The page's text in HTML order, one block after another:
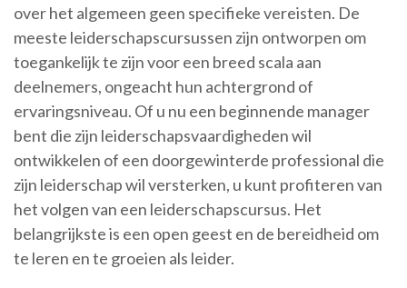
over het algemeen geen specifieke vereisten. De
meeste leiderschapscursussen zijn ontworpen om
toegankelijk te zijn voor een breed scala aan
deelnemers, ongeacht hun achtergrond of
ervaringsniveau. Of u nu een beginnende manager
bent die zijn leiderschapsvaardigheden wil
ontwikkelen of een doorgewinterde professional die
zijn leiderschap wil versterken, u kunt profiteren van
het volgen van een leiderschapscursus. Het
belangrijkste is een open geest en de bereidheid om
te leren en te groeien als leider.